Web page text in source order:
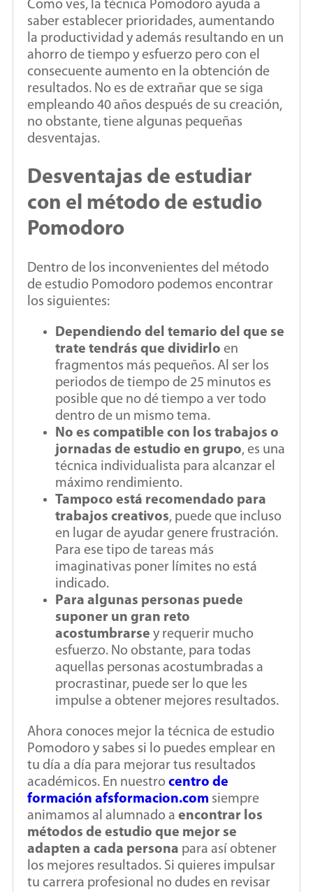
Como ves, la técnica Pomodoro ayuda a
saber establecer prioridades, aumentando
la productividad y además resultando en un
ahorro de tiempo y esfuerzo pero con el
consecuente aumento en la obtención de
resultados. No es de extrañar que se siga
empleando 40 años después de su creación,
no obstante, tiene algunas pequeñas
desventajas.
Desventajas de estudiar
con el método de estudio
Pomodoro
Dentro de los inconvenientes del método
de estudio Pomodoro podemos encontrar
los siguientes:
Dependiendo del temario del que se
trate tendrás que dividirlo en
fragmentos más pequeños. Al ser los
periodos de tiempo de 25 minutos es
posible que no dé tiempo a ver todo
dentro de un mismo tema.
No es compatible con los trabajos o
jornadas de estudio en grupo, es una
técnica individualista para alcanzar el
máximo rendimiento.
Tampoco está recomendado para
trabajos creativos, puede que incluso
en lugar de ayudar genere frustración.
Para ese tipo de tareas más
imaginativas poner límites no está
indicado.
Para algunas personas puede
suponer un gran reto
acostumbrarse y requerir mucho
esfuerzo. No obstante, para todas
aquellas personas acostumbradas a
procrastinar, puede ser lo que les
impulse a obtener mejores resultados.
Ahora conoces mejor la técnica de estudio
Pomodoro y sabes si lo puedes emplear en
tu día a día para mejorar tus resultados
académicos. En nuestro centro de
formación afsformacion.com siempre
animamos al alumnado a encontrar los
métodos de estudio que mejor se
adapten a cada persona para así obtener
los mejores resultados. Si quieres impulsar
tu carrera profesional no dudes en revisar